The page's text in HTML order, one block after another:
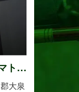
トネ
大泉